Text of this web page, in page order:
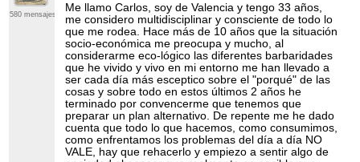
580 mensajes
Me llamo Carlos, soy de Valencia y tengo 33 años,
me considero multidisciplinar y consciente de todo lo
que me rodea. Hace más de 10 años que la situación
socio-económica me preocupa y mucho, al
considerarme eco-lógico las diferentes barbaridades
que he vivido y vivo en mi entorno me han llevado a
ser cada día más esceptico sobre el "porqué" de las
cosas y sobre todo en estos últimos 2 años he
terminado por convencerme que tenemos que
preparar un plan alternativo. De repente me he dado
cuenta que todo lo que hacemos, como consumimos,
como enfrentamos los problemas del día a día NO
VALE, hay que rehacerlo y empiezo a sentir algo de